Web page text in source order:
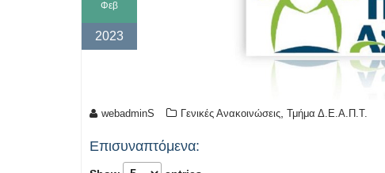
Φεβ
2023
webadminS Γενικές Ανακοινώσεις Τμήμα Δ.Ε.Α.Π.Τ.
Επισυναπτόμενα: